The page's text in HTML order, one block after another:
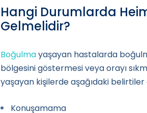
Hangi Durumlarda
Gelmelidir?
Boğulmayaşayan hastalarda
bölgesini göstermesi veya orayı
yaşayan kişilerde aşağıdaki belirtiler
Konuşamama